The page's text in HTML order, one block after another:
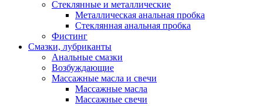
Стеклянные и металлические
Металлическая анальная пробка
Стеклянная анальная пробка
Фистинг
Смазки, лубриканты
Анальные смазки
Возбуждающие
Массажные масла и свечи
Массажные масла
Массажные свечи